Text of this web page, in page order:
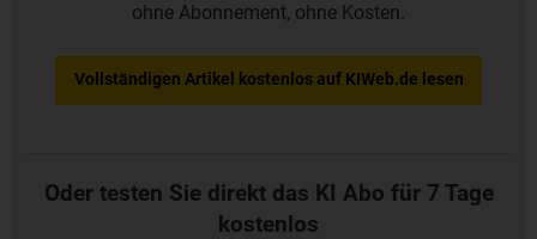
ohne Abonnement, ohne Kosten.
Vollständigen Artikel kostenlos auf KIWeb.de lesen
Oder testen Sie direkt das KI Abo für 7 Tage
kostenlos